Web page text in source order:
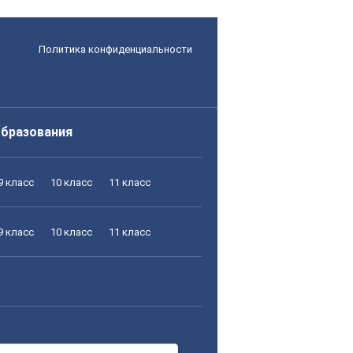
Политика конфиденциальности
класс 10 класс 11 класс
класс 10 класс 11 класс